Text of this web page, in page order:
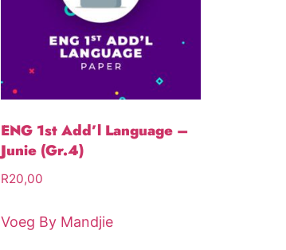
ENG 1st Add’l Language –
Junie (Gr.4)
R20,00
Voeg By Mandjie